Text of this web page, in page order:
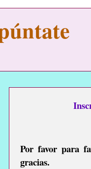
Por favor para
gracias.